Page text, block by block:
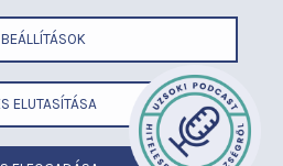
ELUTASÍTÁSA
Cím
E-mail